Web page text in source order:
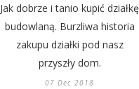
Jak dobrze i tanio kupić działkę
budowlaną. Burzliwa historia
zakupu działki pod nasz
przyszły dom.
07 Dec 2018